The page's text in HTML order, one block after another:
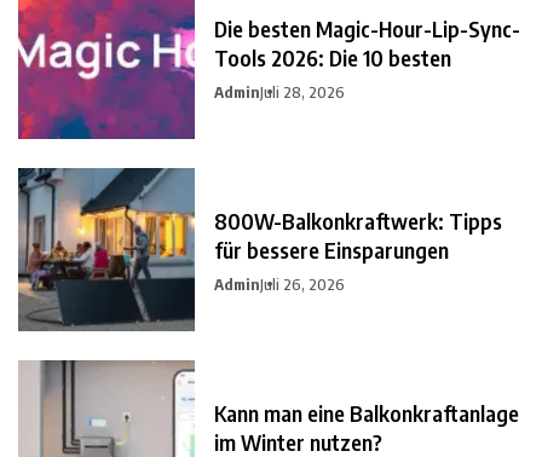
Die besten Magic-Hour-Lip-Sync-
Tools 2026: Die 10 besten
AdminJuli 28, 2026
800W-Balkonkraftwerk: Tipps
für bessere Einsparungen
AdminJuli 26, 2026
Kann man eine Balkonkraftanlage
im Winter nutzen?